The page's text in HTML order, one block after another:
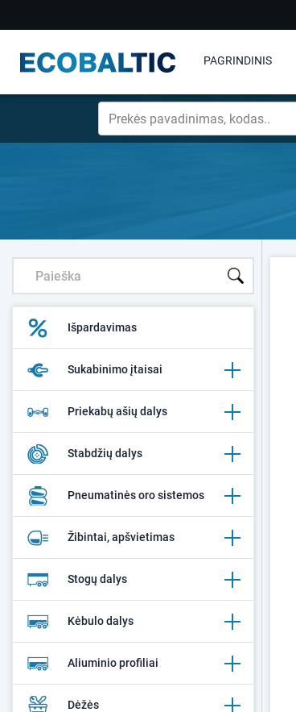
PAGRINDINIS
Išpardavimas
Sukabinimo įtaisai
Priekabų ašių dalys
Stabdžių dalys
Pneumatinės oro sistemos
Žibintai, apšvietimas
Stogų dalys
Kėbulo dalys
Aliuminio profiliai
Dėžės